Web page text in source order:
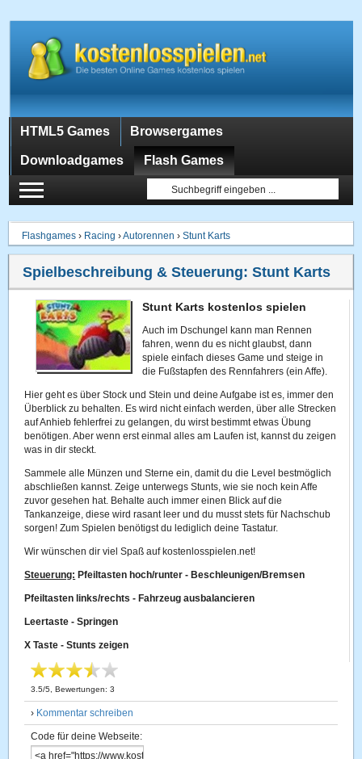
HTML5 Games Browsergames
Downloadgames Flash Games
Flashgames › Racing ›Autorennen ›Stunt Karts
Spielbeschreibung & Steuerung:Stunt Karts
Stunt Karts kostenlos spielen
Auch im Dschungel kann man Rennen
fahren, wenn du es nicht glaubst, dann
spiele einfach dieses Game und steige in
die Fußstapfen des Rennfahrers (ein Affe).
Hier geht es über Stock und Stein und deine Aufgabe ist es, immer den
Überblick zu behalten. Es wird nicht einfach werden, über alle Strecken
auf Anhieb fehlerfrei zu gelangen, du wirst bestimmt etwas Übung
benötigen. Aber wenn erst einmal alles am Laufen ist, kannst du zeigen
was in dir steckt.
Sammele alle Münzen und Sterne ein, damit du die Level bestmöglich
abschließen kannst. Zeige unterwegs Stunts, wie sie noch kein Affe
zuvor gesehen hat. Behalte auch immer einen Blick auf die
Tankanzeige, diese wird rasant leer und du musst stets für Nachschub
sorgen! Zum Spielen benötigst du lediglich deine Tastatur.
Wir wünschen dir viel Spaß auf kostenlosspielen.net!
Steuerung: Pfeiltasten hoch/runter - Beschleunigen/Bremsen
Pfeiltasten links/rechts - Fahrzeug ausbalancieren
Leertaste - Springen
X Taste - Stunts zeigen
3.5/5 , Bewertungen:3
› Kommentar schreiben
Code für deine Webseite: